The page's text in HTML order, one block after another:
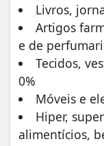
Livros,
Artigos
e de
Tecidos,
0%
Móveis e
Hiper,
alimentícios,